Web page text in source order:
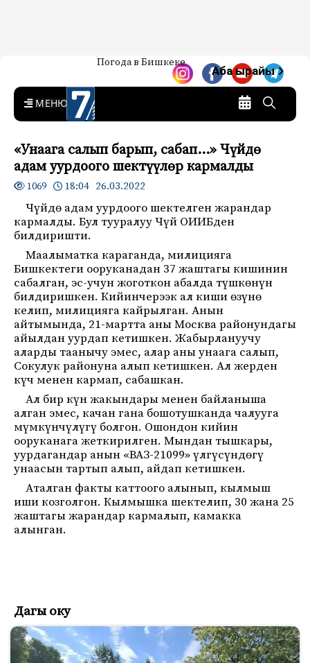
7-канал. Жаңылыктар —
Кыргызстан
Жаңылыктар — Кыргызстан
Погода в Бишкеке
Аба ырайы
MENU
«Унаага салып барып, сабап…» Чүйдө
адам уурдоого шектүүлөр кармалды
1069 18:04 26.03.2022
Чүйдө адам уурдоого шектелген жарандар
кармалды. Бул тууралуу Чүй ОИИБден
билдиришти.
Маалыматка караганда, милицияга
Бишкектеги ооруканадан 37 жаштагы кишинин
сабалган, эс-учун жоготкон абалда түшкөнүн
билдиришкен. Кийинчерээк ал киши өзүнө
келип, милицияга кайрылган. Анын
айтымында, 21-мартта аны Москва районундагы
айылдан уурдап кетишкен. Жабырлануучу
аларды таанычу эмес, алар аны унаага салып,
Сокулук районуна алып кетишкен. Ал жерден
күч менен кармап, сабашкан.
Ал бир күн жакындары менен байланыша
алган эмес, качан гана бошотушканда чалууга
мүмкүнчүлүгү болгон. Ошондон кийин
ооруканага жеткирилген. Мындан тышкары,
уурдагандар анын «ВАЗ-21099» үлгүсүндөгү
унаасын тартып алып, айдап кетишкен.
Аталган факты каттоого алынып, кылмыш
иши козголгон. Кылмышка шектелип, 30 жана 25
жаштагы жарандар кармалып, камакка
алынган.
Дагы оку